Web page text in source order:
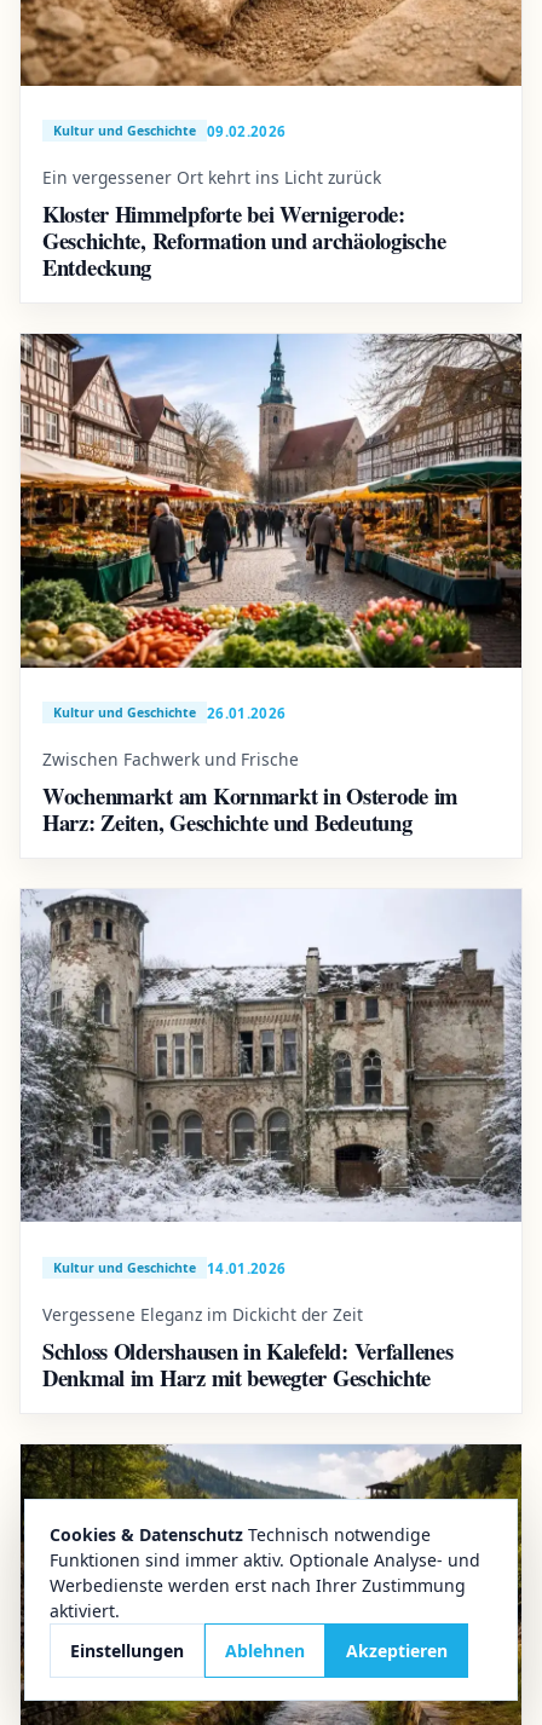
Cookies & Datenschutz Technisch notwendige
Funktionen sind immer aktiv. Optionale Analyse- und
Werbedienste werden erst nach Ihrer Zustimmung
aktiviert.
Einstellungen
Ablehnen Akzeptieren
Kultur und Geschichte 09.02.2026
Ein vergessener Ort kehrt ins Licht zurück
Kloster Himmelpforte bei Wernigerode:
Geschichte, Reformation und archäologische
Entdeckung
Kultur und Geschichte 26.01.2026
Zwischen Fachwerk und Frische
Wochenmarkt am Kornmarkt in Osterode im
Harz: Zeiten, Geschichte und Bedeutung
Kultur und Geschichte 14.01.2026
Vergessene Eleganz im Dickicht der Zeit
Schloss Oldershausen in Kalefeld: Verfallenes
Denkmal im Harz mit bewegter Geschichte